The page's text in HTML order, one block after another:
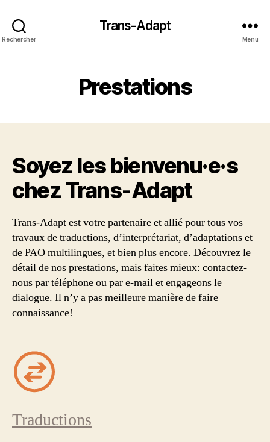
Rechercher
Trans-Adapt
Menu
Prestations
Soyez les bienvenu·e·s
chez Trans‑Adapt
Trans-Adapt est votre partenaire et allié pour tous vos
travaux de traductions, d’interprétariat, d’adaptations et
de PAO multilingues, et bien plus encore. Découvrez le
détail de nos prestations, mais faites mieux: contactez-
nous par téléphone ou par e-mail et engageons le
dialogue. Il n’y a pas meilleure manière de faire
connaissance!
Traductions